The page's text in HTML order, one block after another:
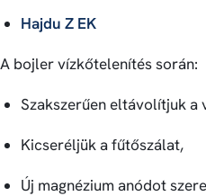
Hajdu Z EK
A bojler vízkőtelenítés során:
Szakszerűen eltávolítjuk a
Kicseréljük a fűtőszálat,
Új magnézium anódot